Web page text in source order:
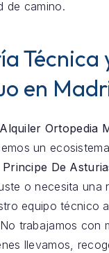
de camino.
Técnica
en
Alquiler Ortopedia
un
De
o necesita una
equipo técnico
trabajamos con
llevamos,